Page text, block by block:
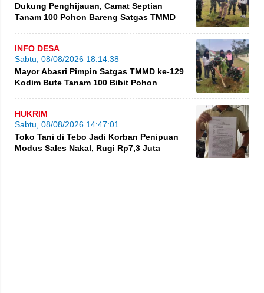
Dukung Penghijauan, Camat Septian
Tanam 100 Pohon Bareng Satgas TMMD
INFO DESA
Sabtu, 08/08/2026 18:14:38
Mayor Abasri Pimpin Satgas TMMD ke-129
Kodim Bute Tanam 100 Bibit Pohon
HUKRIM
Sabtu, 08/08/2026 14:47:01
Toko Tani di Tebo Jadi Korban Penipuan
Modus Sales Nakal, Rugi Rp7,3 Juta